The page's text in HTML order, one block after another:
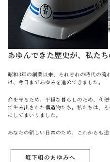
あゆんできた歴史が、私た
昭和3年の創業以来、それぞれの時代の流
け、今日まであゆみを進めてきました。
命を守るため、平穏な暮らしのため、利
て生み出された構造物たち。私たちは、
にしてまいりました。
あなたの新しい日常のため、これからも
坂下組のあゆみへ